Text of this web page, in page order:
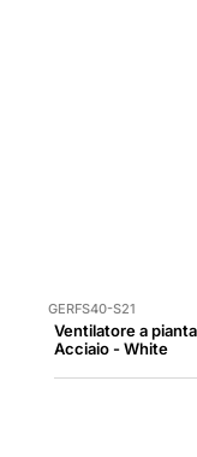
GERFS40-S21
Ventilatore a
Acciaio - White